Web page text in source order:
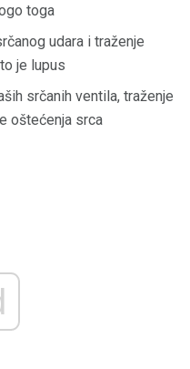
toga
udara i traženje
je lupus
srčanih ventila, traženje
oštećenja srca